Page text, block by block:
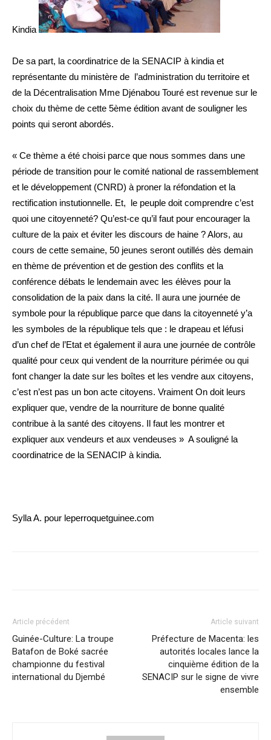
Kindia
De sa part, la coordinatrice de la SENACIP à kindia et
représentante du ministère de l’administration du territoire et
de la Décentralisation Mme Djénabou Touré est revenue sur le
choix du thème de cette 5ème édition avant de souligner les
points qui seront abordés.
« Ce thème a été choisi parce que nous sommes dans une
période de transition pour le comité national de rassemblement
et le développement (CNRD) à proner la réfondation et la
rectification instutionnelle. Et, le peuple doit comprendre c’est
quoi une citoyenneté? Qu’est-ce qu’il faut pour encourager la
culture de la paix et éviter les discours de haine ? Alors, au
cours de cette semaine, 50 jeunes seront outillés dès demain
en thème de prévention et de gestion des conflits et la
conférence débats le lendemain avec les élèves pour la
consolidation de la paix dans la cité. Il aura une journée de
symbole pour la république parce que dans la citoyenneté y’a
les symboles de la république tels que : le drapeau et léfusi
d’un chef de l’Etat et également il aura une journée de contrôle
qualité pour ceux qui vendent de la nourriture périmée ou qui
font changer la date sur les boîtes et les vendre aux citoyens,
c’est n’est pas un bon acte citoyens. Vraiment On doit leurs
expliquer que, vendre de la nourriture de bonne qualité
contribue à la santé des citoyens. Il faut les montrer et
expliquer aux vendeurs et aux vendeuses » A souligné la
coordinatrice de la SENACIP à kindia.
Sylla A. pour leperroquetguinee.com
Article précédent
Guinée-Culture: La troupe
Batafon de Boké sacrée
championne du festival
international du Djembé
Article suivant
Préfecture de Macenta: les
autorités locales lance la
cinquième édition de la
SENACIP sur le signe de vivre
ensemble